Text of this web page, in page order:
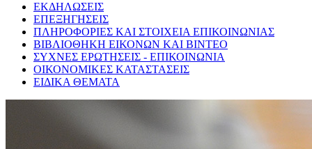
ΕΚΔΗΛΩΣΕΙΣ
ΕΠΕΞΗΓΗΣΕΙΣ
ΠΛΗΡΟΦΟΡΙΕΣ ΚΑΙ ΣΤΟΙΧΕΙΑ ΕΠΙΚΟΙΝΩΝΙΑΣ
ΒΙΒΛΙΟΘΗΚΗ ΕΙΚΟΝΩΝ ΚΑΙ ΒΙΝΤΕΟ
ΣΥΧΝΕΣ ΕΡΩΤΗΣΕΙΣ - ΕΠΙΚΟΙΝΩΝΙΑ
ΟΙΚΟΝΟΜΙΚΕΣ ΚΑΤΑΣΤΑΣΕΙΣ
ΕΙΔΙΚΑ ΘΕΜΑΤΑ